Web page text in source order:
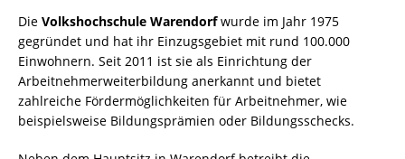
Die Volkshochschule Warendorfwurde im Jahr 1975
gegründet und hat ihr Einzugsgebiet mit rund 100.000
Einwohnern. Seit 2011 ist sie als Einrichtung der
Arbeitnehmerweiterbildung anerkannt und bietet
zahlreiche Fördermöglichkeiten für Arbeitnehmer, wie
beispielsweise Bildungsprämien oder Bildungsschecks.